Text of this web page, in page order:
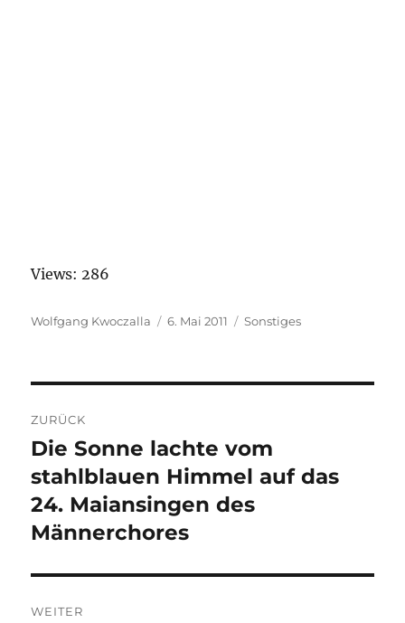
Views: 286
Autor
Wolfgang Kwoczalla
Veröffentlicht
6. Mai 2011 Kategorien
Sonstiges
ZURÜCK
Vorheriger
Beitrag:
Die Sonne lachte vom
stahlblauen Himmel auf das
24. Maiansingen des
Männerchores
WEITER